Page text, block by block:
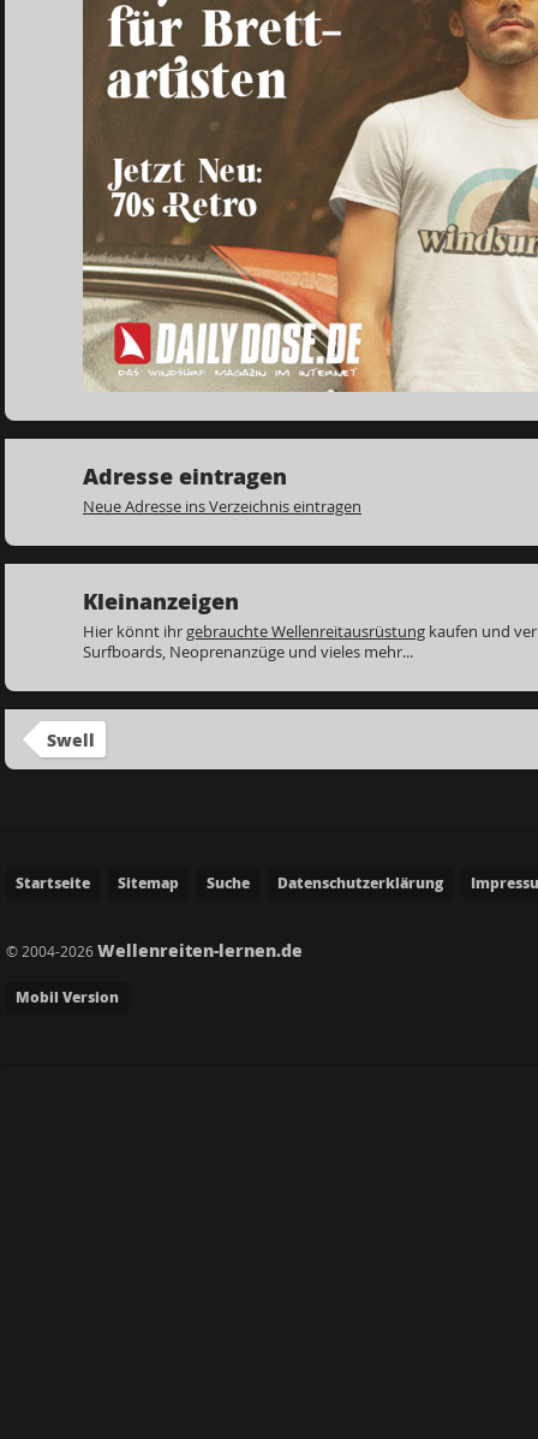
Adresse eintragen
Neue Adresse ins Verzeichnis eintragen
Kleinanzeigen
Hier könnt ihrgebrauchte Wellenreitausrüstung kaufen und
Surfboards, Neoprenanzüge und vieles mehr...
Swell
Startseite Sitemap Suche Datenschutzerklärung
© 2004-2026Wellenreiten-lernen.de
Mobil Version